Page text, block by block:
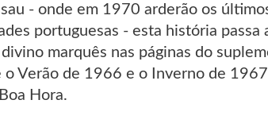
- onde em 1970 arderão os
portuguesas - esta história passa
marquês nas páginas do
o Verão de 1966 e o Inverno de
Hora.